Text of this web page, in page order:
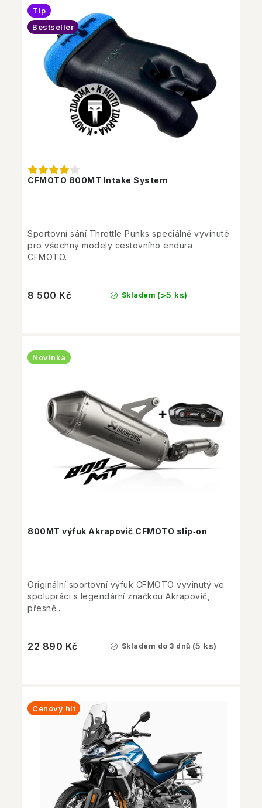
CFMOTO 800MT Intake System
Tip
Bestseller
Skladem (>5 ks)
8 500 Kč
Sportovní sání Throttle Punks speciálně vyvinuté
pro všechny modely cestovního endura
CFMOTO...
800MT výfuk Akrapovič CFMOTO slip‑on
Novinka
Skladem do 3 dnů (5 ks)
22 890 Kč
Originální sportovní výfuk CFMOTO vyvinutý ve
spolupráci s legendární značkou Akrapovič,
přesně...
Cenový hit